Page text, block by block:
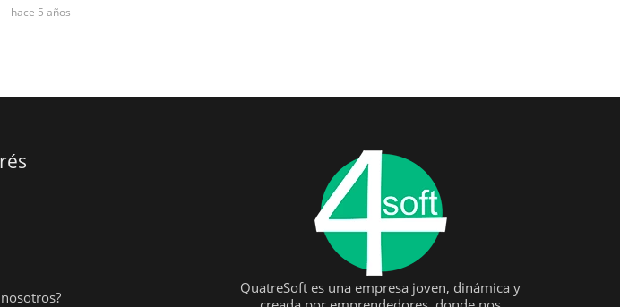
hace 5 años
QuatreSoft es una empresa joven, dinámica y